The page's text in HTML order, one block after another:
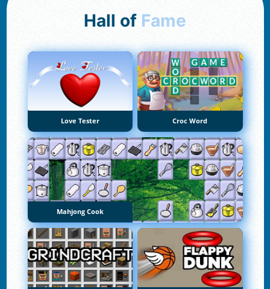
Hall of Fame
Love Tester Croc Word
Mahjong Cook